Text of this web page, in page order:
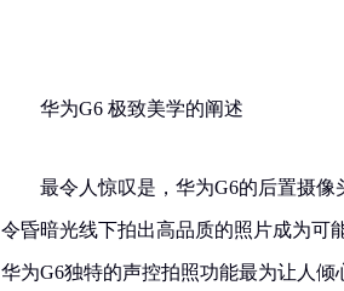
华为G6 极致美学的阐述
最令人惊叹是，华为G6的后置摄像
令昏暗光线下拍出高品质的照片成为可
华为G6独特的声控拍照功能最为让人